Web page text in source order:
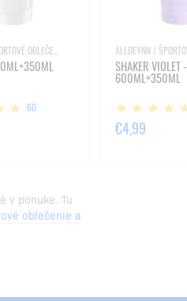
60
SHAKER VIOLET -
600ML+350ML
€4,99
v ponuke. Tu
oblečenie a